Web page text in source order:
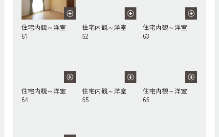
住宅内観～洋室
61
住宅内観～洋室
62
住宅内観～洋室
63
住宅内観～洋室
64
住宅内観～洋室
65
住宅内観～洋室
66